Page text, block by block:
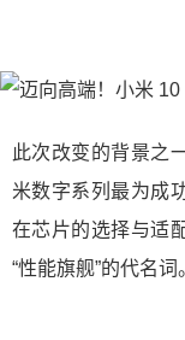
此次改变的背景之
米数字系列最为成
在芯片的选择与适
“性能旗舰”的代名词